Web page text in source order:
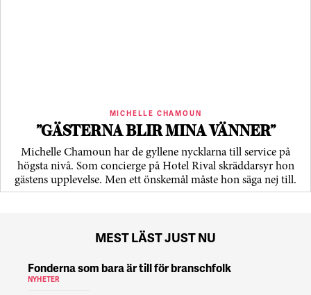
MICHELLE CHAMOUN
”GÄSTERNA BLIR MINA VÄNNER”
Michelle Chamoun har de gyllene nycklarna till service på
högsta nivå. Som concierge på Hotel Rival skräddarsyr hon
gästens upp­levelse. Men ett önskemål måste hon säga nej till.
MEST LÄST JUST NU
Fonderna som bara är till för branschfolk
NYHETER